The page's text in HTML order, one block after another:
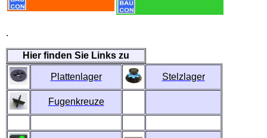
.
Hier finden Sie Links zu
Plattenlager Stelzlager
Fugenkreuze